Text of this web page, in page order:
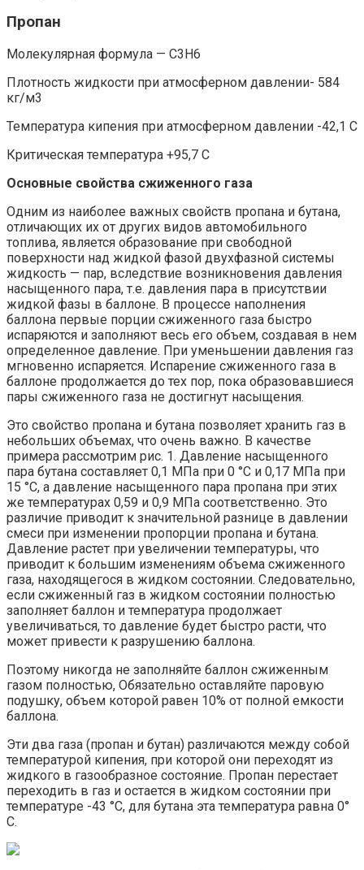
Пропан
Молекулярная формула — C3H6
Плотность жидкости при атмосферном давлении- 584
кг/м3
Температура кипения при атмосферном давлении -42,1 С
Критическая температура +95,7 С
Основные свойства сжиженного газа
Одним из наиболее важных свойств пропана и бутана,
отличающих их от других видов автомобильного
топлива, является образование при свободной
поверхности над жидкой фазой двухфазной системы
жидкость — пар, вследствие возникновения давления
насыщенного пара, т.е. давления пара в присутствии
жидкой фазы в баллоне. В процессе наполнения
баллона первые порции сжиженного газа быстро
испаряются и заполняют весь его объем, создавая в нем
определенное давление. При уменьшении давления газ
мгновенно испаряется. Испарение сжиженного газа в
баллоне продолжается до тех пор, пока образовавшиеся
пары сжиженного газа не достигнут насыщения.
Это свойство пропана и бутана позволяет хранить газ в
небольших объемах, что очень важно. В качестве
примера рассмотрим рис. 1. Давление насыщенного
пара бутана составляет 0,1 МПа при 0 °С и 0,17 МПа при
15 °С, а давление насыщенного пара пропана при этих
же температурах 0,59 и 0,9 МПа соответственно. Это
различие приводит к значительной разнице в давлении
смеси при изменении пропорции пропана и бутана.
Давление растет при увеличении температуры, что
приводит к большим изменениям объема сжиженного
газа, находящегося в жидком состоянии. Следовательно,
если сжиженный газ в жидком состоянии полностью
заполняет баллон и температура продолжает
увеличиваться, то давление будет быстро расти, что
может привести к разрушению баллона.
Поэтому никогда не заполняйте баллон сжиженным
газом полностью, Обязательно оставляйте паровую
подушку, объем которой равен 10% от полной емкости
баллона.
Эти два газа (пропан и бутан) различаются между собой
температурой кипения, при которой они переходят из
жидкого в газообразное состояние. Пропан перестает
переходить в газ и остается в жидком состоянии при
температуре -43 °С, для бутана эта температура равна 0°
С.